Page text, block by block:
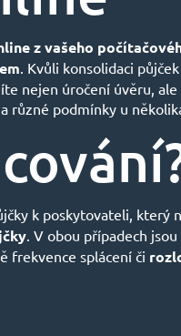
z vašeho
. Kvůli konsolidaci
nejen úročení úvěru,
různé podmínky u
k poskytovateli, který
. V obou případech
frekvence splácení či